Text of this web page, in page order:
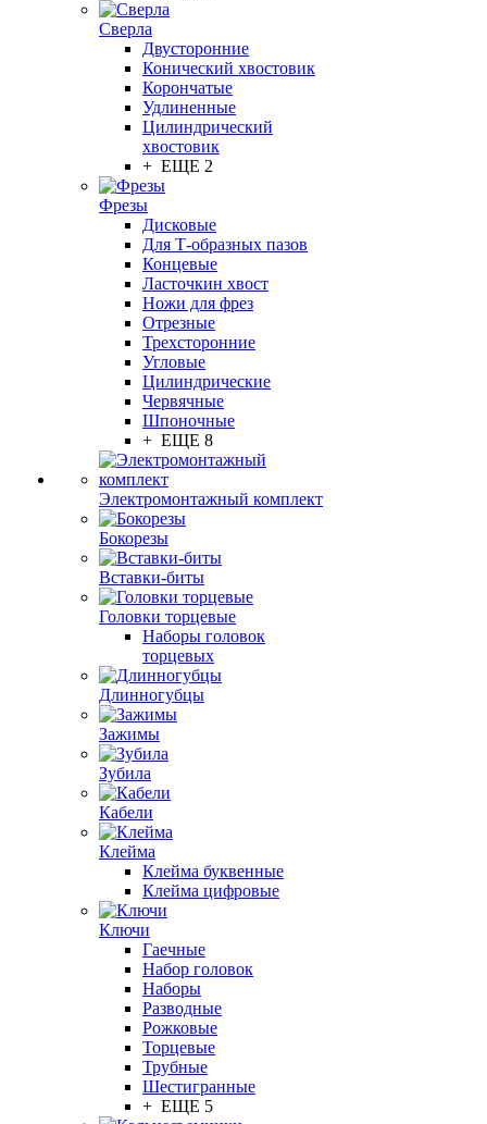
Сверла
Двусторонние
Конический хвостовик
Корончатые
Удлиненные
Цилиндрический
хвостовик
+ ЕЩЕ 2
Фрезы
Дисковые
Для Т-образных пазов
Концевые
Ласточкин хвост
Ножи для фрез
Отрезные
Трехсторонние
Угловые
Цилиндрические
Червячные
Шпоночные
+ ЕЩЕ 8
Электромонтажный комплект
Бокорезы
Вставки-биты
Головки торцевые
Наборы головок
торцевых
Длинногубцы
Зажимы
Зубила
Кабели
Клейма
Клейма буквенные
Клейма цифровые
Ключи
Гаечные
Набор головок
Наборы
Разводные
Рожковые
Торцевые
Трубные
Шестигранные
+ ЕЩЕ 5